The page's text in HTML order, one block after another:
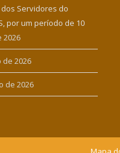
Servidores do
por um período de 10
2026
de 2026
de 2026